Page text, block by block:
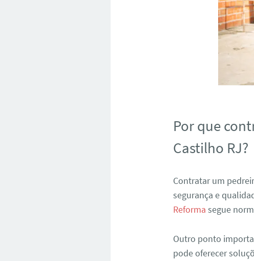
Por que
Castilho RJ?
Contratar um
segurança e
Reforma segue
Outro ponto
pode oferecer